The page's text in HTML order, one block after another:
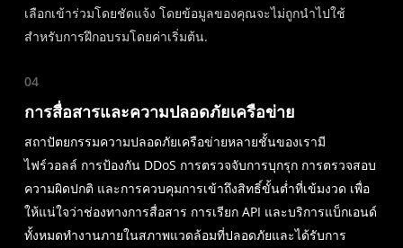
เลือกเข้าร่วมโดยชัดแจ้ง โดยข้อมูลของคุณจะไม่ถูกนำไปใช้
สำหรับการฝึกอบรมโดยค่าเริ่มต้น.
04
การสื่อสารและความปลอดภัยเครือข่าย
สถาปัตยกรรมความปลอดภัยเครือข่ายหลายชั้นของเรามี
ไฟร์วอลล์ การป้องกัน DDoS การตรวจจับการบุกรุก การตรวจสอบ
ความผิดปกติ และการควบคุมการเข้าถึงสิทธิ์ขั้นต่ำที่เข้มงวด เพื่อ
ให้แน่ใจว่าช่องทางการสื่อสาร การเรียก API และบริการแบ็กเอนด์
ทั้งหมดทำงานภายในสภาพแวดล้อมที่ปลอดภัยและได้รับการ